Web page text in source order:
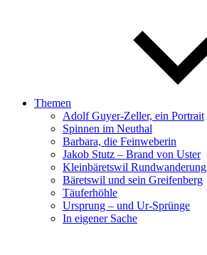
Themen
Adolf Guyer-Zeller, ein Portrait
Spinnen im Neuthal
Barbara, die Feinweberin
Jakob Stutz – Brand von Uster
Kleinbäretswil Rundwanderung
Bäretswil und sein Greifenberg
Täuferhöhle
Ursprung – und Ur-Sprünge
In eigener Sache